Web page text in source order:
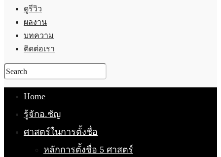
ดูรีวิว
ผลงาน
บทความ
ติดต่อเรา
Home
รู้จักอ.ชัญ
ศาสตร์ในการตั้งชื่อ
หลักการตั้งชื่อ 5 ศาสตร์